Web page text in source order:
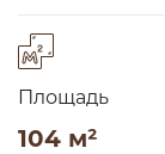
Площадь
104 м²